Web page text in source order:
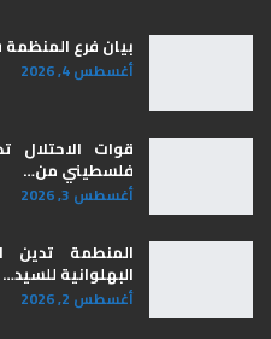
بيان فرع
أغسطس 4, 2026
فلسطيني من…
أغسطس 3, 2026
المنطمة تدين
البهلوانية للسيد…
أغسطس 2, 2026